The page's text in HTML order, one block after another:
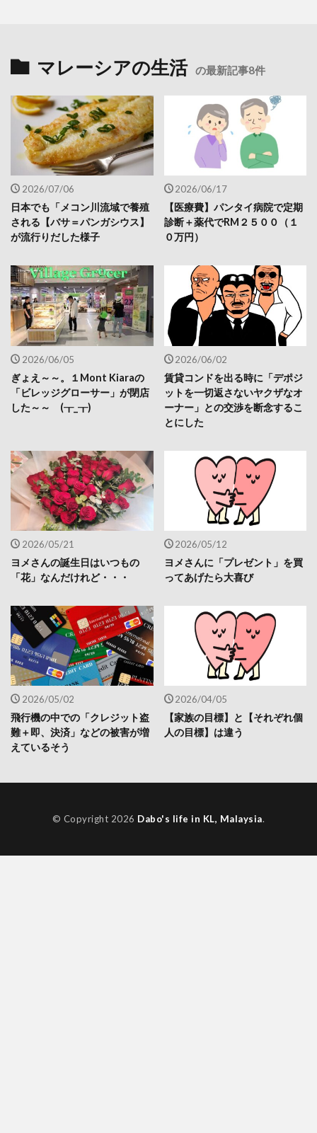
マレーシアの生活 の最新記事8件
2026/07/06
日本でも「メコン川流域で養殖
される【バサ＝パンガシウス】
が流行りだした様子
2026/06/17
【医療費】パンタイ病院で定期
診断＋薬代でRM２５００（１
０万円）
2026/06/05
ぎょえ～～。１Mont Kiaraの
「ビレッジグローサー」が閉店
した～～ (┰_┰)
2026/06/02
賃貸コンドを出る時に「デポジ
ットを一切返さないヤクザなオ
ーナー」との交渉を断念するこ
とにした
2026/05/21
ヨメさんの誕生日はいつもの
「花」なんだけれど・・・
2026/05/12
ヨメさんに「プレゼント」を買
ってあげたら大喜び
2026/05/02
飛行機の中での「クレジット盗
難＋即、決済」などの被害が増
えているそう
2026/04/05
【家族の目標】と【それぞれ個
人の目標】は違う
© Copyright 2026 Dabo's life in KL, Malaysia.